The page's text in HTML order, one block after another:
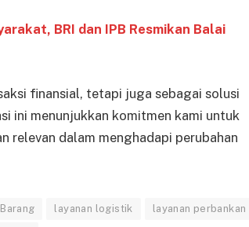
BRI dan IPB Resmikan Balai
finansial, tetapi juga sebagai solusi
ini menunjukkan komitmen kami untuk
relevan dalam menghadapi perubahan
layanan logistik layanan perbankan